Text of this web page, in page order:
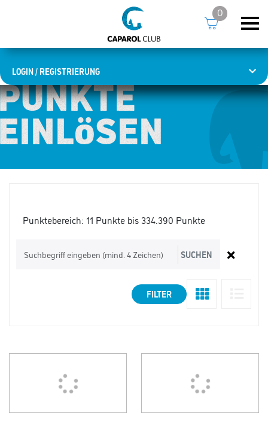
LOGIN / REGISTRIERUNG
0
Punktebereich: 11 Punkte bis 334.390 Punkte
SUCHEN
FILTER